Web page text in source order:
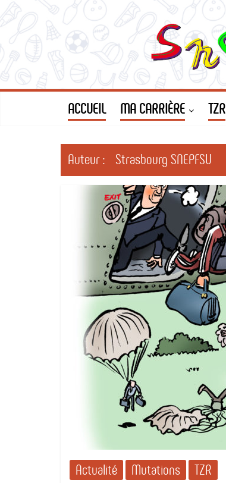
Passer
au
contenu
Le
SNEP
FSU
Strasbourg
ACCUEIL MA CARRIÈRE TZR
Auteur : Strasbourg SNEPFSU
Actualité Mutations TZR